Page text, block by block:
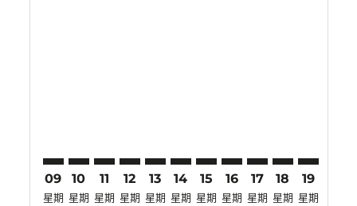
09
星期
10
星期
11
星期
12
星期
13
星期
14
星期
15
星期
16
星期
17
星期
18
星期
19
星期